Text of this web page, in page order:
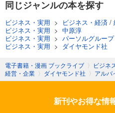
同じジャンルの本を探す
ビジネス・実用 > ビジネス・経済 /
ビジネス・実用 > 中原淳
ビジネス・実用 > パーソルグループ
ビジネス・実用 > ダイヤモンド社
電子書籍・漫画 ブックライブ 〉 ビジネ
経営・企業 〉 ダイヤモンド社 〉 アルバ
新刊やお得な情